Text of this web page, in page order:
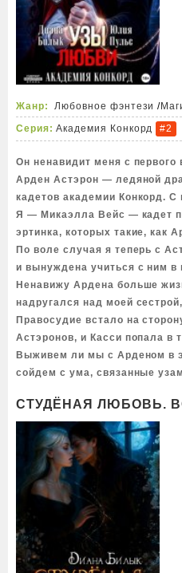
Жанр: Любовное фэнтези /
Серия: Академия Конкорд #2
Он ненавидит меня с первого
Арден Астэрон — ледяной
кадетов академии Конкорд. С
Я — Микаэлла Вейс — кадет
эртинка, которых такие, как
По воле случая я теперь с
и вынуждена учиться с ним в
Ненавижу Ардена больше
надругался над моей
Правосудие встало на
Астэронов, и Касси попала в
Выживем ли мы с Арденом в
сойдем с ума, связанные
СТУДЁНАЯ ЛЮБОВЬ.